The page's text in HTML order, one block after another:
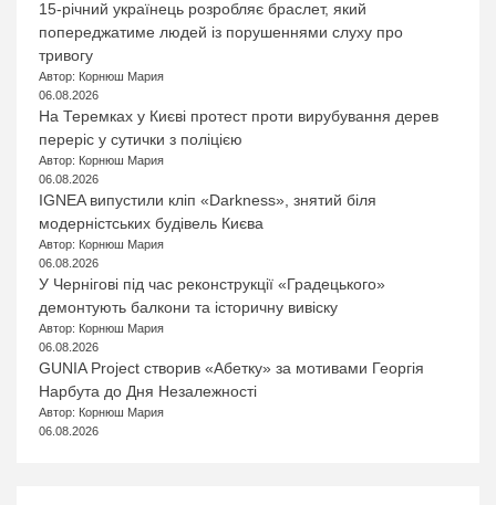
15-річний українець розробляє браслет, який
попереджатиме людей із порушеннями слуху про
тривогу
Автор: Корнюш Мария
06.08.2026
На Теремках у Києві протест проти вирубування дерев
переріс у сутички з поліцією
Автор: Корнюш Мария
06.08.2026
IGNEA випустили кліп «Darkness», знятий біля
модерністських будівель Києва
Автор: Корнюш Мария
06.08.2026
У Чернігові під час реконструкції «Градецького»
демонтують балкони та історичну вивіску
Автор: Корнюш Мария
06.08.2026
GUNIA Project створив «Абетку» за мотивами Георгія
Нарбута до Дня Незалежності
Автор: Корнюш Мария
06.08.2026